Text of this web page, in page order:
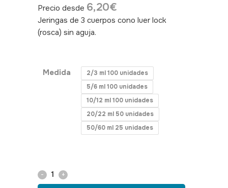
Precio desde 6,20€
Jeringas de 3 cuerpos cono luer lock
(rosca) sin aguja.
Medida
2/3 ml 100 unidades
5/6 ml 100 unidades
10/12 ml 100 unidades
20/22 ml 50 unidades
50/60 ml 25 unidades
Jeringa